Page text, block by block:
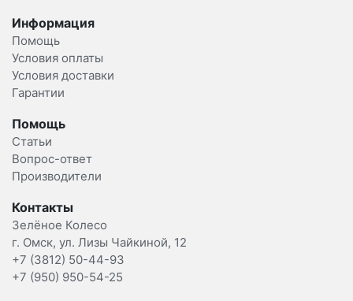
Информация
Помощь
Условия оплаты
Условия доставки
Гарантии
Помощь
Статьи
Вопрос-ответ
Производители
Контакты
Зелёное Колесо
г. Омск, ул. Лизы Чайкиной, 12
+7 (3812) 50-44-93
+7 (950) 950-54-25